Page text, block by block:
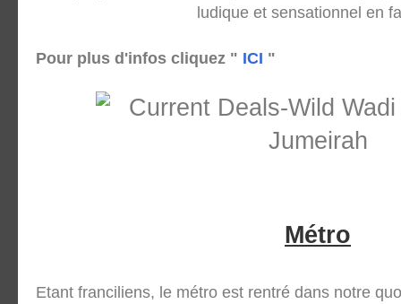
ludique et sensationnel en
Pour plus d'infos cliquez " ICI "
Métro
Etant franciliens, le métro est rentré dans notre